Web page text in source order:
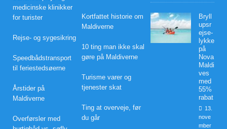
medicinske klinikker
for turister
Rejse- og sygesikring
Speedbådstransport
til feriestedsøerne
Årstider på
Maldiverne
Overførsler med
Kortfattet historie om
Maldiverne
10 ting man ikke skal
gøre på Maldiverne
Turisme varer og
tjenester skat
Ting at overveje, før
du går
Bryll
upsr
ejse-
lykke
på
Nova
Maldi
ves
med
55%
rabat
13.
nove
mber